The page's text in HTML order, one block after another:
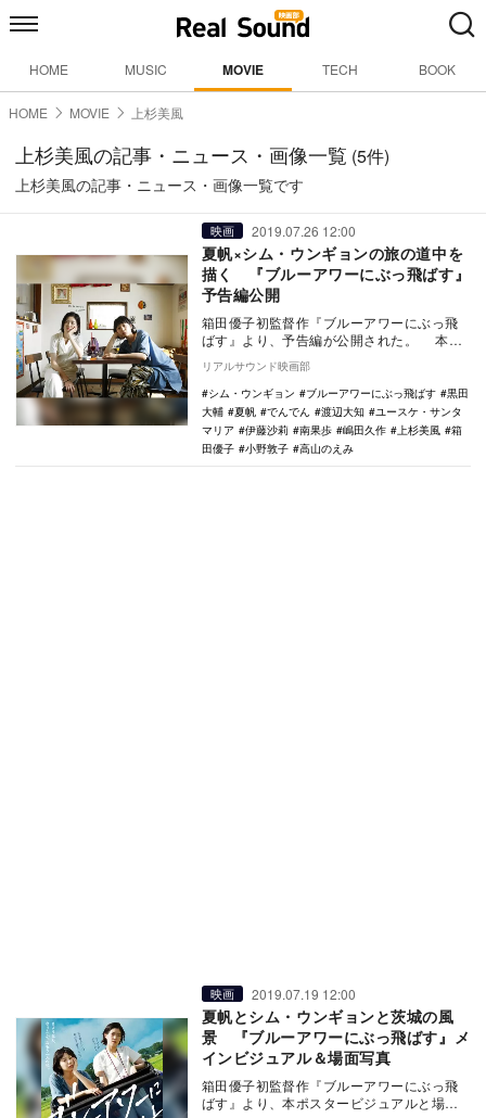
HOME MUSIC MOVIE TECH BOOK
HOME MOVIE 上杉美風
上杉美風の記事・ニュース・画像一覧 (5件)
上杉美風の記事・ニュース・画像一覧です
映画 2019.07.26 12:00
夏帆×シム・ウンギョンの旅の道中を
描く 『ブルーアワーにぶっ飛ばす』
予告編公開
箱田優子初監督作『ブルーアワーにぶっ飛
ばす』より、予告編が公開された。 本作
は、「TSUTAYA CREATORS’ PRO…
リアルサウンド映画部
シム・ウンギョン
ブルーアワーにぶっ飛ばす
黒田
大輔
夏帆 でんでん 渡辺大知
ユースケ・サンタ
マリア
伊藤沙莉 南果歩 嶋田久作 上杉美風
箱
田優子
小野敦子 高山のえみ
映画 2019.07.19 12:00
夏帆とシム・ウンギョンと茨城の風
景 『ブルーアワーにぶっ飛ばす』メ
インビジュアル＆場面写真
箱田優子初監督作『ブルーアワーにぶっ飛
ばす』より、本ポスタービジュアルと場面